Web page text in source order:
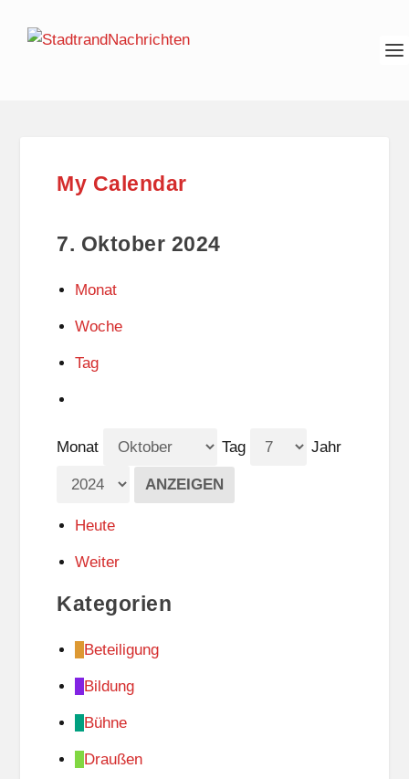
My Calendar
7. Oktober 2024
Monat
Woche
Tag
Monat Tag Jahr
Heute
Weiter
Kategorien
Beteiligung
Bildung
Bühne
Draußen